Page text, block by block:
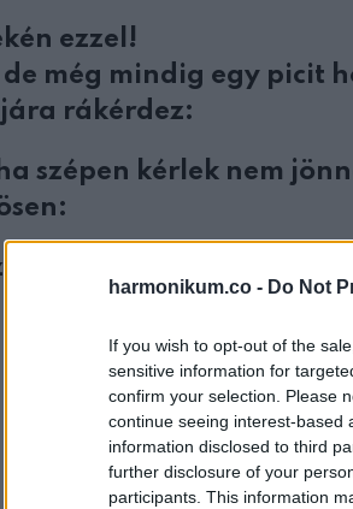
harmonikum.co - Do Not
If you wish to opt-out of the
sensitive information for
confirm your selection. Please
continue seeing interest-based
information disclosed to third
further disclosure of your
participants. This information
ezzel!
még mindig egy picit
rákérdez:
szépen kérlek nem
is nem!